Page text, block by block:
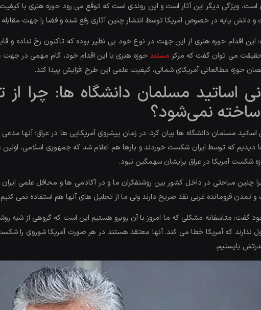
است، ویژگی دیگر این آثار است و این روندی است که توقع می رود حوزه هنری با
و دانش پایه در خصوص آمریکا توسط انتشار چنین آثاری رفع شده و فضا را جهت
حوزه هنری از این جهت در نوع خود بی نظیر بوده که تاکنون رخ نداده و
می توان گفت که مرکز مستندحوزه هنری با این اقدام خود، گام مهمی در
حوزه مطالعاتی آمریکای شمالی، کیفیت علمی این طرح افزایش پیدا کند.
اساتید مسلمان دانشگاه ها: چرا از
ساخته نمی‌شود؟
مسلمان دانشگاه ها بیان کرد: در زمان پیشروی آمریکایی ها در عراق؛ آنها
دیدیم که توسط ایران شکست خوردند و بارها هم اعلام شد که جمهوری اسلامی،
شکست آمریکا در عراق برایشان سهمگین نبود.
چنین مباحثی در داخل کشور بین روشنفکران ما و در آکادمی ها و محافل علمی
و تمدن فرومانده غربی نقد صریح دارند ولی ما از تحلیل های آنها هم استفاده نمی کنیم.
متاسفانه مشکلی که ما امروز با آن روبرو هستیم این است که گروهی از شبه
ندارند که آمریکا خطا می کند. آنها معتقد هستند در هر صورت آمریکا شوروی را
بایستیم.